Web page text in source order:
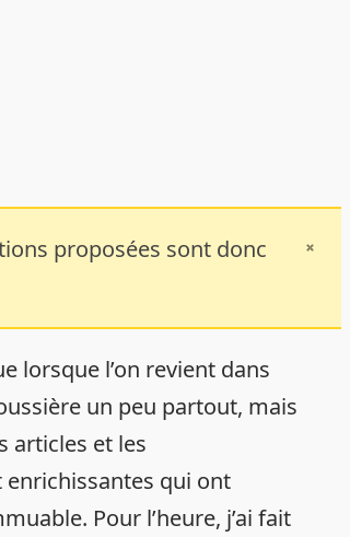
proposées sont donc
lorsque l’on revient dans
un peu partout, mais
articles et les
qui ont
Pour l’heure, j’ai fait